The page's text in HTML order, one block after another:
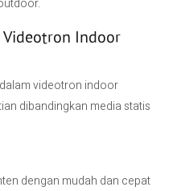
Indoor
videotron indoor
dibandingkan media statis
dengan mudah dan cepat